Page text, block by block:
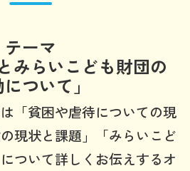
テーマ
みらいこども財団の
ついて」
「貧困や虐待についての現
現状と課題」「みらいこど
ついて詳しくお伝えするオ